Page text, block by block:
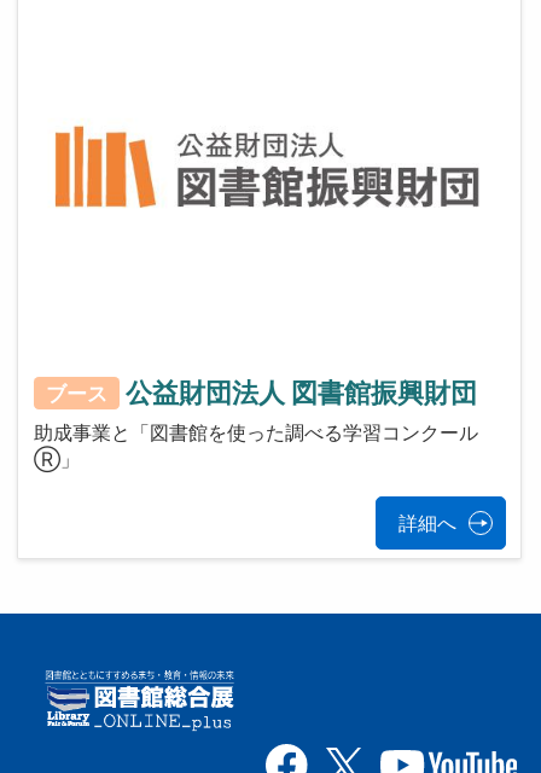
ブース 公益財団法人 図書館振興財団
助成事業と「図書館を使った調べる学習コンクール
Ⓡ」
詳細へ